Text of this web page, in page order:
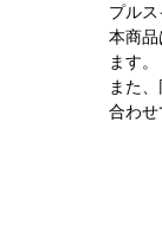
プルス
本商
ます。
また
合わ